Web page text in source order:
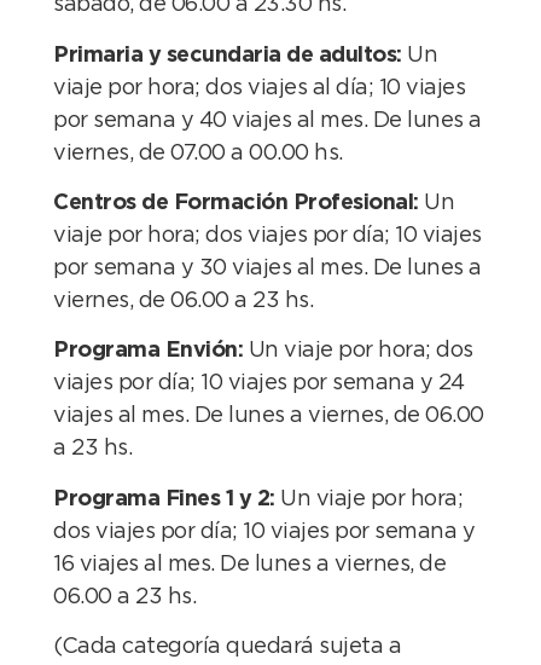
sábado, de 06.00 a 23.30 hs.
Primaria y secundaria de adultos: Un
viaje por hora; dos viajes al día; 10 viajes
por semana y 40 viajes al mes. De lunes a
viernes, de 07.00 a 00.00 hs.
Centros de Formación Profesional: Un
viaje por hora; dos viajes por día; 10 viajes
por semana y 30 viajes al mes. De lunes a
viernes, de 06.00 a 23 hs.
Programa Envión: Un viaje por hora; dos
viajes por día; 10 viajes por semana y 24
viajes al mes. De lunes a viernes, de 06.00
a 23 hs.
Programa Fines 1 y 2: Un viaje por hora;
dos viajes por día; 10 viajes por semana y
16 viajes al mes. De lunes a viernes, de
06.00 a 23 hs.
(Cada categoría quedará sujeta a